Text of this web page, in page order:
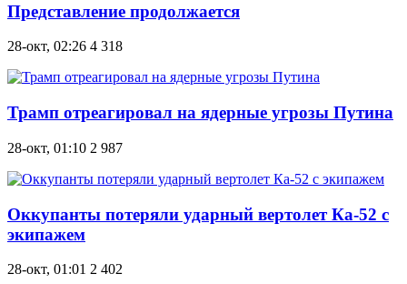
Представление продолжается
28-окт, 02:26 4 318
Трамп отреагировал на ядерные угрозы Путина
28-окт, 01:10 2 987
Оккупанты потеряли ударный вертолет Ка-52 с
экипажем
28-окт, 01:01 2 402